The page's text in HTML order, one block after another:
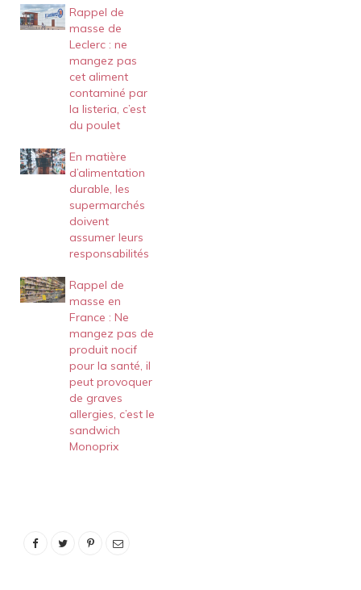
Rappel de
masse de
Leclerc : ne
mangez pas
cet aliment
contaminé par
la listeria, c’est
du poulet
En matière
d’alimentation
durable, les
supermarchés
doivent
assumer leurs
responsabilités
Rappel de
masse en
France : Ne
mangez pas de
produit nocif
pour la santé, il
peut provoquer
de graves
allergies, c’est le
sandwich
Monoprix